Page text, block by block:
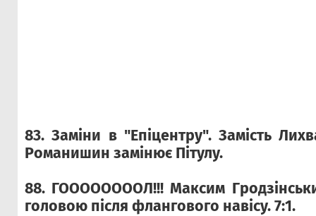
83. Заміни в "Епіцентру". Замість
Романишин замінює Пітулу.
88. ГООООООООЛ!!! Максим
головою після флангового навісу. 7:1.